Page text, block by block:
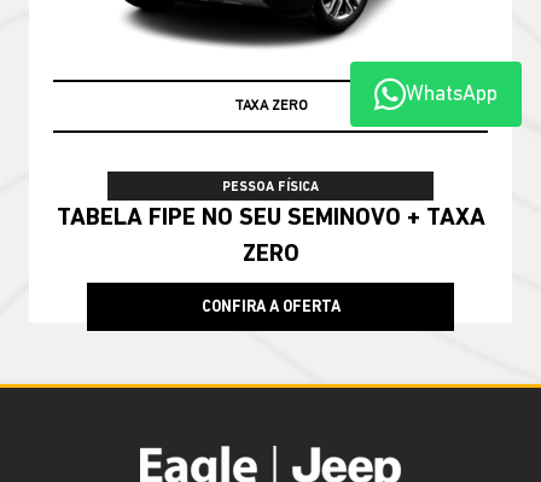
TAXA ZERO
PESSOA FÍSICA
TABELA FIPE NO SEU SEMINOVO + TAXA
ZERO
CONFIRA A OFERTA
WhatsApp